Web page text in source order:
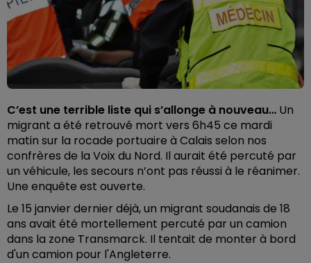
C’est une terrible liste qui s’allonge à nouveau… Un
migrant a été retrouvé mort vers 6h45 ce mardi
matin sur la rocade portuaire à Calais selon nos
confrères de la Voix du Nord. Il aurait été percuté par
un véhicule, les secours n’ont pas réussi à le réanimer.
Une enquête est ouverte.
Le 15 janvier dernier déjà, un migrant soudanais de 18
ans avait été mortellement percuté par un camion
dans la zone Transmarck. Il tentait de monter à bord
d'un camion pour l'Angleterre.